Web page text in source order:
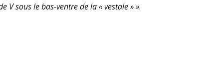
sous le bas-ventre de la « vestale » ».